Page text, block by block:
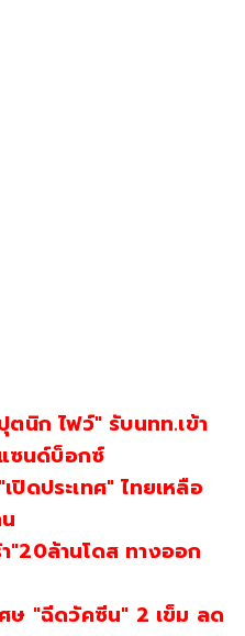
นิก ไฟว์" รับนทท.เข้า
ซนด์บ็อกซ์
ดประเทศ" ไทยเหลือ
"20ล้านโดส ทางออก
ษ "ฉีดวัคซีน" 2 เข็ม ลด